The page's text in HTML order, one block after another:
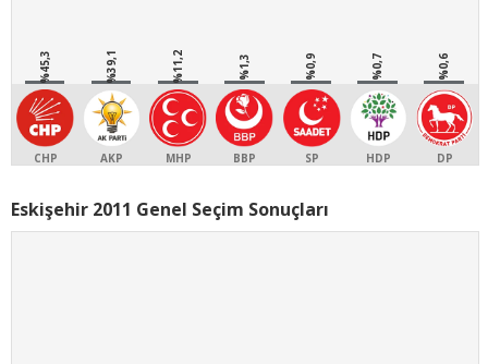
%45,3
CHP
%39,1
AKP
%11,2
MHP
%1,3
BBP
%0,9
SP
%0,7
HDP
%0,6
DP
Eskişehir 2011 Genel Seçim Sonuçları